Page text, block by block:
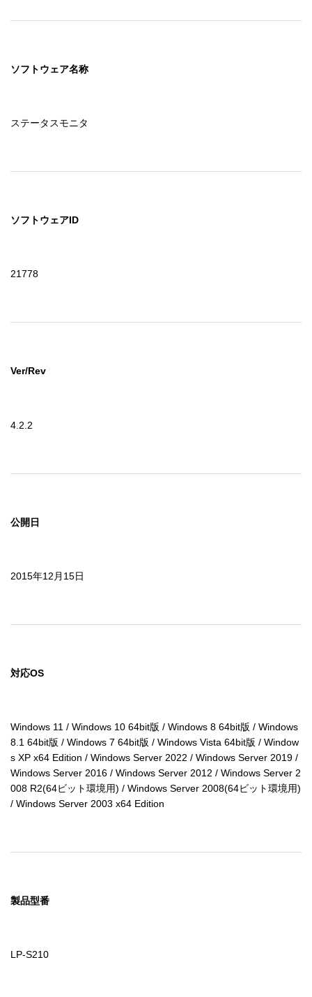
ソフトウェア名称
ステータスモニタ
ソフトウェアID
21778
Ver/Rev
4.2.2
公開日
2015年12月15日
対応OS
Windows 11 / Windows 10 64bit版 / Windows 8 64bit版 / Windows
8.1 64bit版 / Windows 7 64bit版 / Windows Vista 64bit版 / Window
s XP x64 Edition / Windows Server 2022 / Windows Server 2019 /
Windows Server 2016 / Windows Server 2012 / Windows Server 2
008 R2(64ビット環境用) / Windows Server 2008(64ビット環境用)
/ Windows Server 2003 x64 Edition
製品型番
LP-S210